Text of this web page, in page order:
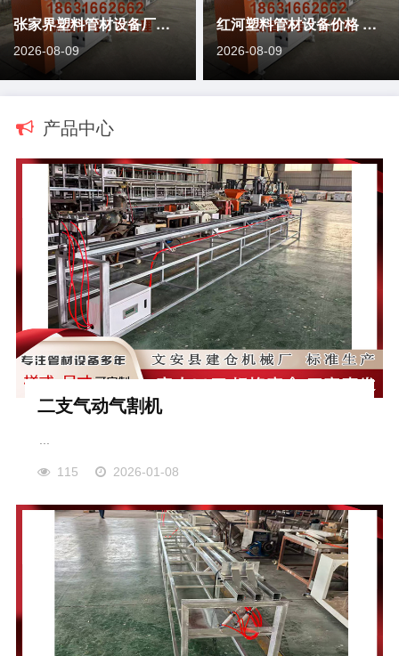
张家界塑料管材设备厂家 眼镜店雇主业作念的AI火到国际
2026-08-09
红河塑料管材设备价格 各人影史票房的 8 部电影完满榜单!
2026-08-09
产品中心
二支气动气割机
115 2026-01-08